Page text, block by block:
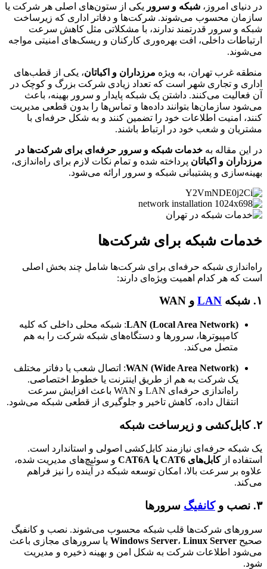
امروز،شبکه و سروریکی از ستون‌های اصلی هر شرکت یا
محسوب می‌شوند. شرکت‌ها و دفاتر اداری که زیرساخت
و سرور قدرتمند ندارند، با مشکلاتی مثل کاهش سرعت
داخلی، افت بهره‌وری کارکنان و ریسک‌های امنیتی مواجه
غرب تهران، به ویژه مرزداران و اکباتان، یکی از قطب‌های
و تجاری شهر است که تعداد زیادی شرکت بزرگ و کوچک در
می‌کنند. داشتن یک شبکه پایدار و سرور بهینه، باعث
سازمان‌ها بتوانند داده‌ها و تماس‌ها را بدون قطعی مدیریت
امنیت اطلاعات خود را تضمین کنند و به شکل حرفه‌ای با
و شعب خود در ارتباط باشند.
مقاله بهخدمات شبکه و سرور حرفه‌ای برای شرکت‌ها در
و اکباتانپرداخته شده و تمام نکات لازم برای راه‌اندازی،
و پشتیبانی شبکه و سرور ارائه می‌شود.
شبکه برای شرکت‌ها
شبکه حرفه‌ای برای شرکت‌ها شامل چند بخش اصلی
که هر کدام اهمیت ویژه‌ای دارند:
LANو WAN
LAN (Local Area Network): شبکه محلی داخلی که کلیه
کامپیوترها، سرورها و دستگاه‌های شبکه شرکت را به هم
متصل می‌کند.
WAN (Wide Area Network): اتصال شعب یا دفاتر مختلف
یک شرکت به هم از طریق اینترنت یا خطوط اختصاصی.
راه‌اندازی حرفه‌ای LAN و WAN باعث افزایش سرعت
انتقال داده، کاهش تاخیر و جلوگیری از قطعی شبکه می‌شود.
حرفه‌ای نیازمند کابل‌کشی اصولی و استاندارد است.
ازکابل‌های CAT6 یا CAT6A
و سوئیچ‌های مدیریت شده،
بر سرعت بالا، امکان توسعه شبکه در آینده را نیز فراهم
کانفیگسرورها
شرکت‌ها قلب شبکه محسوب می‌شوند. نصب و کانفیگ
Windows Server،Linux Server
یا سرورهای مجازی باعث
اطلاعات شرکت به شکل امن و بهینه ذخیره و مدیریت